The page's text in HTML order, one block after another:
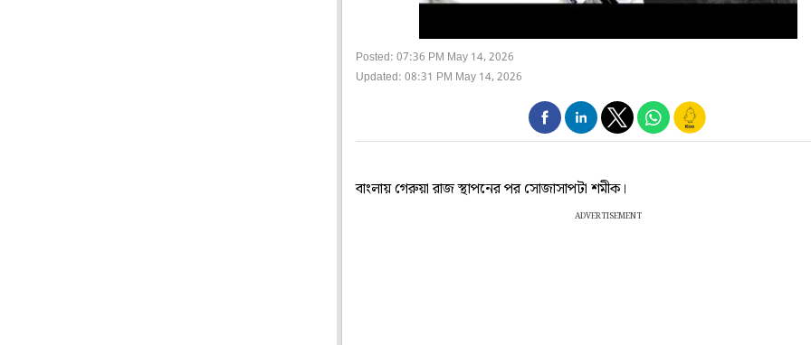
Posted: 07:36 PM May 14, 2026
Updated: 08:31 PM May 14, 2026
বাংলায় গেরুয়া রাজ স্থাপনের পর সোজাসাপটা শমীক।
ADVERTISEMENT